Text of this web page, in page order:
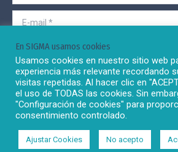
windowwindowwindowwindow
E-mail *
Teléfono *
He leído y acepto la Política de privacidadde
Enviar
En SIGMA usamos cookies
Usamos cookies en nuestro sitio web
experiencia más relevante recordando
visitas repetidas. Al hacer clic en
el uso de TODAS las cookies. Sin
"Configuración de cookies" para
consentimiento controlado.
Ajustar Cookies No acepto